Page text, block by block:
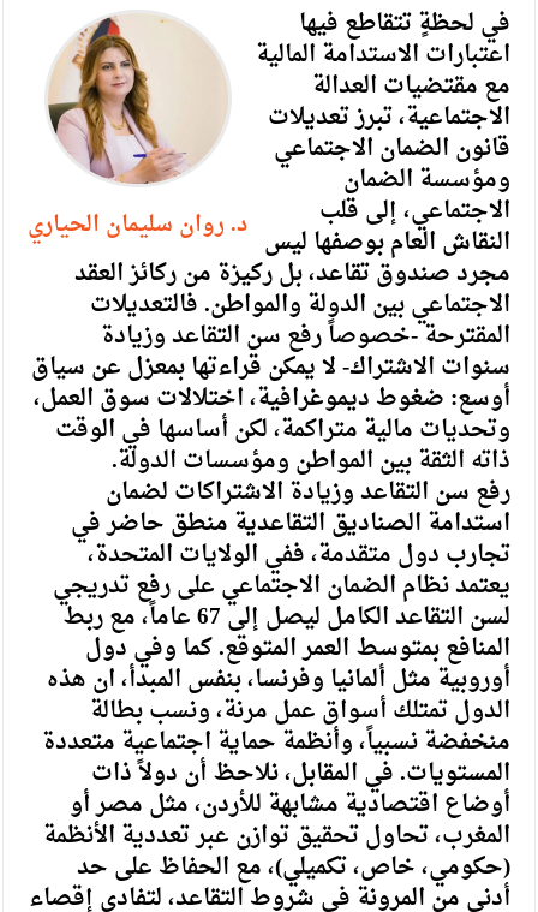
د. روان سليمان الحياري
في لحظةٍ تتقاطع فيها
اعتبارات الاستدامة المالية
مع مقتضيات العدالة
الاجتماعية، تبرز تعديلات
قانون الضمان الاجتماعي
ومؤسسة الضمان
الاجتماعي، إلى قلب
النقاش العام بوصفها ليس
مجرد صندوق تقاعد، بل ركيزة من ركائز العقد
الاجتماعي بين الدولة والمواطن. فالتعديلات
المقترحة -خصوصاً رفع سن التقاعد وزيادة
سنوات الاشتراك- لا يمكن قراءتها بمعزل عن سياق
أوسع: ضغوط ديموغرافية، اختلالات سوق العمل،
وتحديات مالية متراكمة، لكن أساسها في الوقت
ذاته الثقة بين المواطن ومؤسسات الدولة.
رفع سن التقاعد وزيادة الاشتراكات لضمان
استدامة الصناديق التقاعدية منطق حاضر في
تجارب دول متقدمة، ففي الولايات المتحدة،
يعتمد نظام الضمان الاجتماعي على رفع تدريجي
لسن التقاعد الكامل ليصل إلى 67 عاماً، مع ربط
المنافع بمتوسط العمر المتوقع. كما وفي دول
أوروبية مثل ألمانيا وفرنسا، بنفس المبدأ، ان هذه
الدول تمتلك أسواق عمل مرنة، ونسب بطالة
منخفضة نسبياً، وأنظمة حماية اجتماعية متعددة
المستويات. في المقابل، نلاحظ أن دولاً ذات
أوضاع اقتصادية مشابهة للأردن، مثل مصر أو
المغرب، تحاول تحقيق توازن عبر تعددية الأنظمة
(حكومي، خاص، تكميلي)، مع الحفاظ على حد
أدنى من المرونة في شروط التقاعد، لتفادي إقصاء